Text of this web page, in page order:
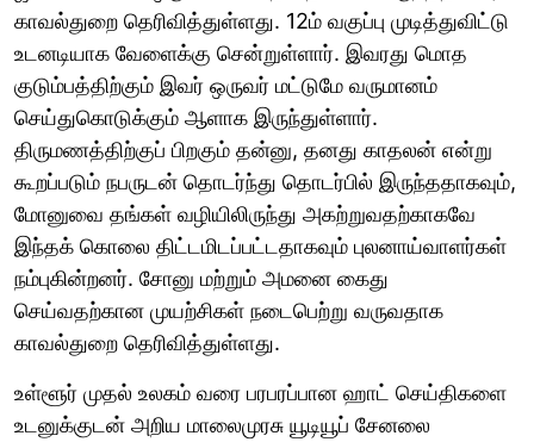
காவல்துறை தெரிவித்துள்ளது. 12ம் வகுப்பு முடித்துவிட்டு
உடனடியாக வேளைக்கு சென்றுள்ளார். இவரது மொத
குடும்பத்திற்கும் இவர் ஒருவர் மட்டுமே வருமானம்
செய்துகொடுக்கும் ஆளாக இருந்துள்ளார்.
திருமணத்திற்குப் பிறகும் தன்னு, தனது காதலன் என்று
கூறப்படும் நபருடன் தொடர்ந்து தொடர்பில் இருந்ததாகவும்,
மோனுவை தங்கள் வழியிலிருந்து அகற்றுவதற்காகவே
இந்தக் கொலை திட்டமிடப்பட்டதாகவும் புலனாய்வாளர்கள்
நம்புகின்றனர். சோனு மற்றும் அமனை கைது
செய்வதற்கான முயற்சிகள் நடைபெற்று வருவதாக
காவல்துறை தெரிவித்துள்ளது.
உள்ளூர் முதல் உலகம் வரை பரபரப்பான ஹாட் செய்திகளை
உடனுக்குடன் அறிய மாலைமுரசு யூடியூப் சேனலை